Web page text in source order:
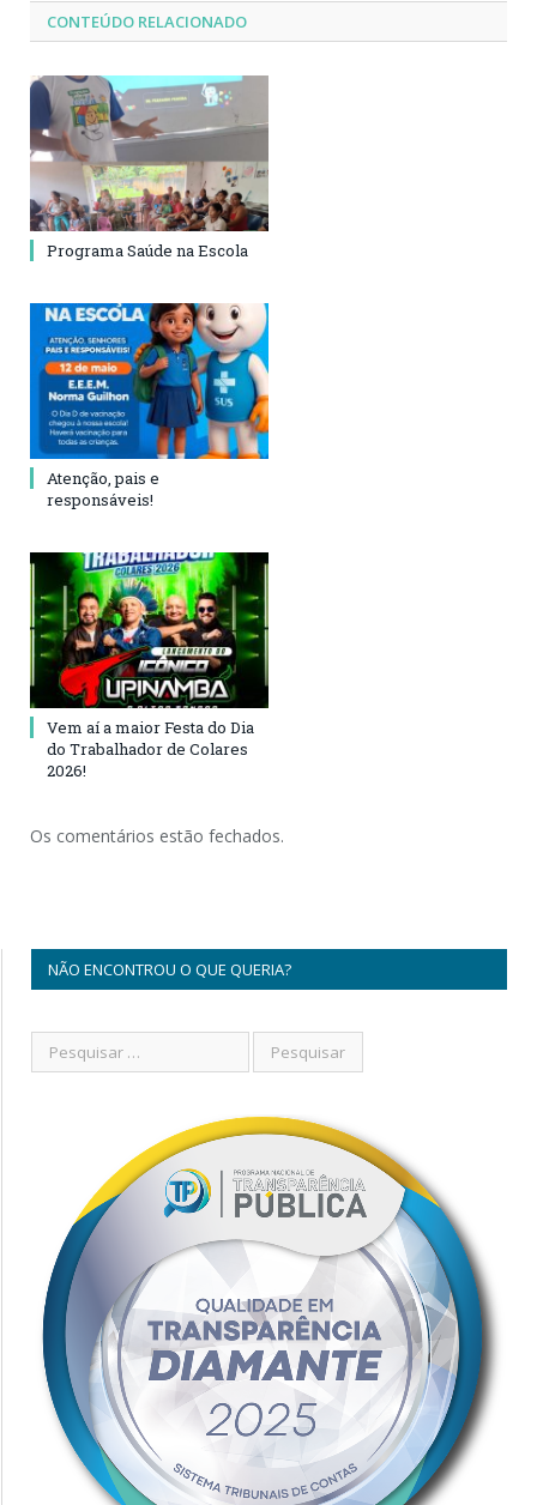
CONTEÚDO RELACIONADO
Programa Saúde na Escola
Atenção, pais e
responsáveis!
Vem aí a maior Festa do Dia
do Trabalhador de Colares
2026!
Os comentários estão fechados.
NÃO ENCONTROU O QUE QUERIA?